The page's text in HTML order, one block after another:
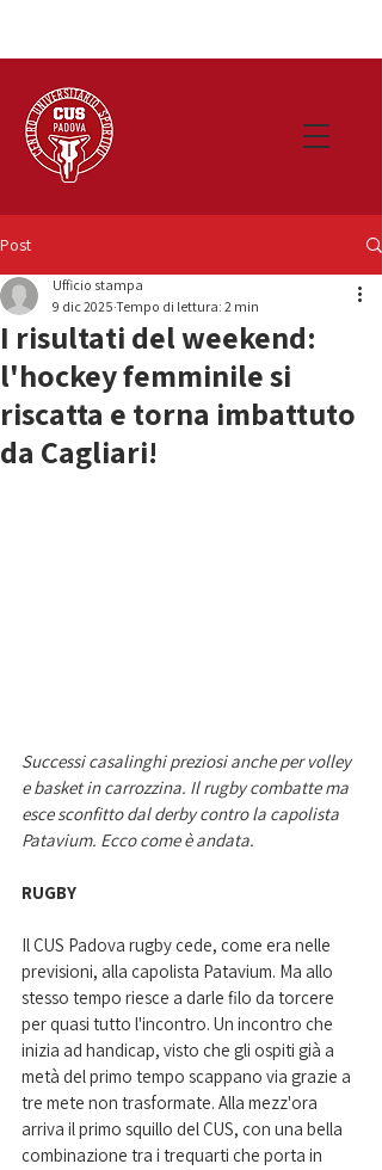
Post
I risultati del weekend:
l'hockey femminile si
riscatta e torna imbattuto
da Cagliari!
Ufficio stampa
9 dic 2025 Tempo di lettura: 2 min
Successi casalinghi preziosi anche per volley
e basket in carrozzina. Il rugby combatte ma
esce sconfitto dal derby contro la capolista
Patavium. Ecco come è andata.
RUGBY
Il CUS Padova rugby cede, come era nelle
previsioni, alla capolista Patavium. Ma allo
stesso tempo riesce a darle filo da torcere
per quasi tutto l'incontro. Un incontro che
inizia ad handicap, visto che gli ospiti già a
metà del primo tempo scappano via grazie a
tre mete non trasformate. Alla mezz'ora
arriva il primo squillo del CUS, con una bella
combinazione tra i trequarti che porta in